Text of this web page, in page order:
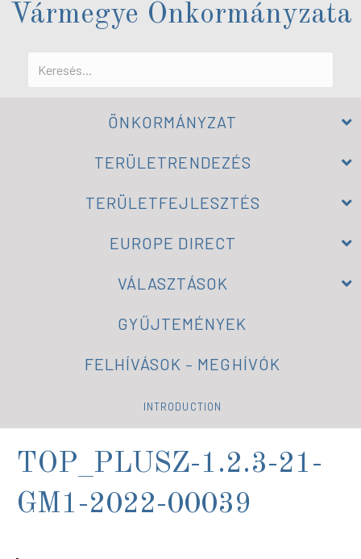
Vármegye Önkormányzata
ÖNKORMÁNYZAT
TERÜLETRENDEZÉS
TERÜLETFEJLESZTÉS
EUROPE DIRECT
VÁLASZTÁSOK
GYŰJTEMÉNYEK
FELHÍVÁSOK – MEGHÍVÓK
INTRODUCTION
TOP_PLUSZ-1.2.3-21-
GM1-2022-00039